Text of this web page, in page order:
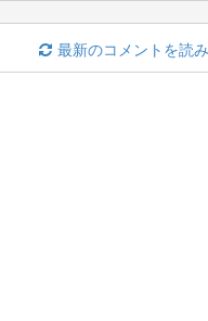
最新のコメントを読